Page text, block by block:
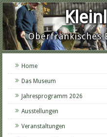
Oberfränkisches
Home
Das Museum
Jahresprogramm 2026
Ausstellungen
Veranstaltungen